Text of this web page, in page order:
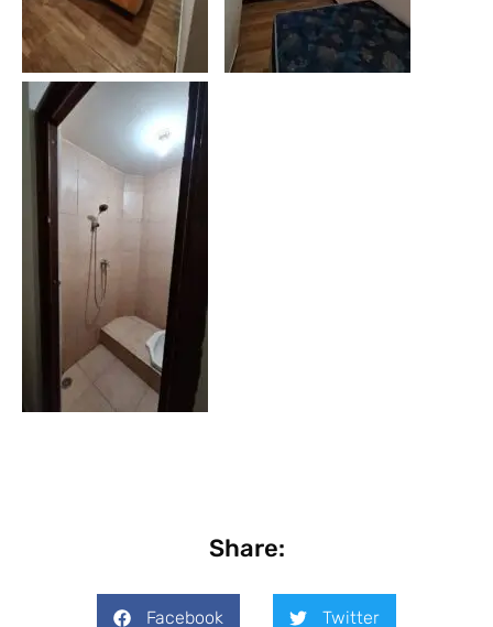
Share:
Facebook Twitter